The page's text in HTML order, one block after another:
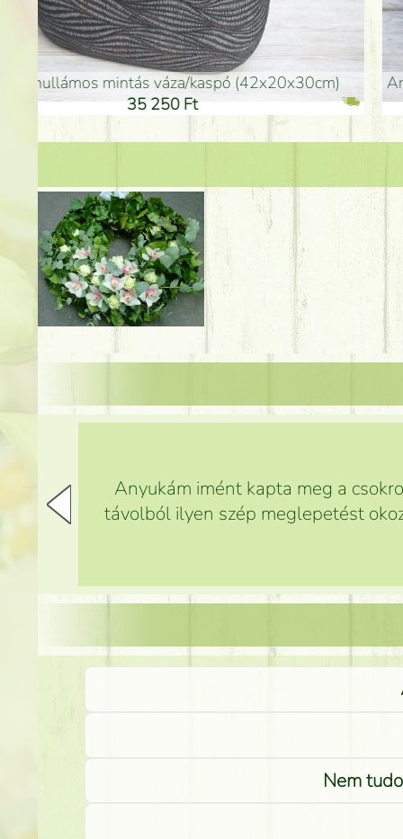
arany színű kerámia váza (40x26cm)
32 250 Ft
hosszú arany színű
46
Anyukám imént kapta meg a
távolból ilyen szép meglepetést
Nem